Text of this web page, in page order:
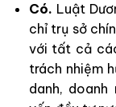
Có. Luật
chỉ trụ sở
với tất cả
trách nhiệm
danh,